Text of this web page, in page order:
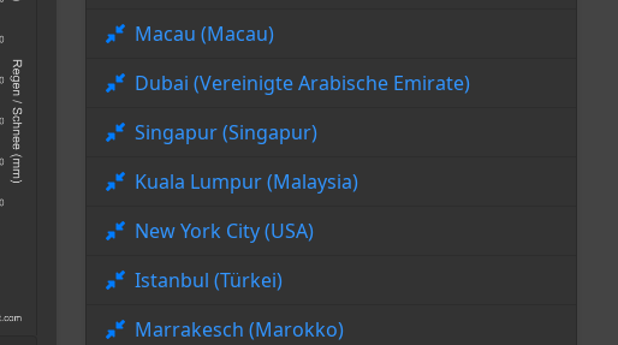
Macau (Macau)
Dubai (Vereinigte Arabische Emirate)
Singapur (Singapur)
Kuala Lumpur (Malaysia)
New York City (USA)
Istanbul (Türkei)
Marrakesch (Marokko)